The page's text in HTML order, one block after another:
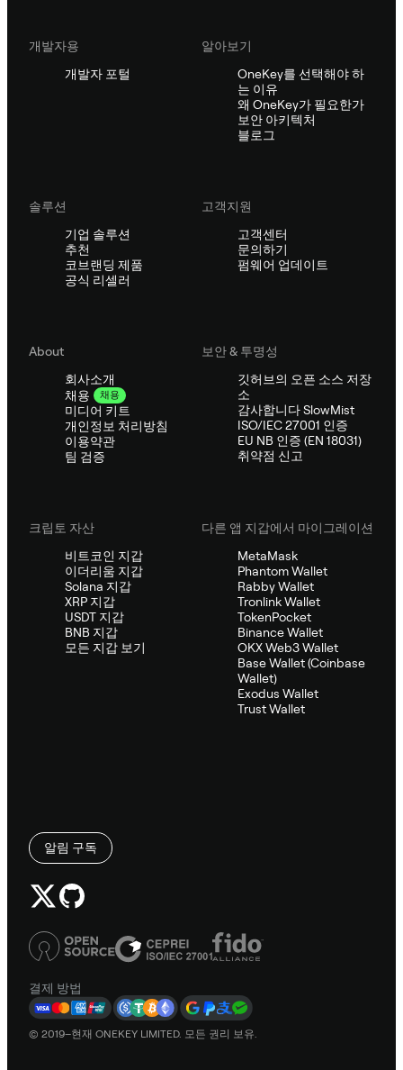
개발자용
개발자 포털
알아보기
OneKey를 선택해야 하
는 이유
왜 OneKey가 필요한가
보안 아키텍처
블로그
솔루션
기업 솔루션
추천
코브랜딩 제품
공식 리셀러
고객지원
고객센터
문의하기
펌웨어 업데이트
About
회사소개
채용
채용
미디어 키트
개인정보 처리방침
이용약관
팀 검증
보안 & 투명성
깃허브의 오픈 소스 저장
소
감사합니다 SlowMist
ISO/IEC 27001 인증
EU NB 인증 (EN 18031)
취약점 신고
크립토 자산
비트코인 지갑
이더리움 지갑
Solana 지갑
XRP 지갑
USDT 지갑
BNB 지갑
모든 지갑 보기
다른 앱 지갑에서 마이그레이션
MetaMask
Phantom Wallet
Rabby Wallet
Tronlink Wallet
TokenPocket
Binance Wallet
OKX Web3 Wallet
Base Wallet (Coinbase
Wallet)
Exodus Wallet
Trust Wallet
알림 구독
결제 방법
© 2019–현재 ONEKEY LIMITED. 모든 권리 보유.